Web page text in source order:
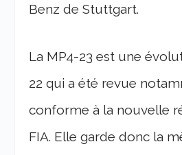
Benz de Stuttgart.
La MP4-23 est une
22 qui a été revue
conforme à la nouvelle
FIA. Elle garde donc la